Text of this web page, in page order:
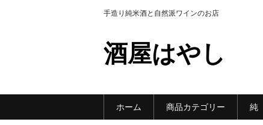
手造り純米酒と自然派ワインのお店
酒屋はやし
ホーム 商品カテゴリー